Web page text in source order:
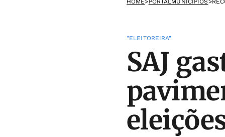
HOME> PORTALMUNICIPIOS>
"ELEITOREIRA"
SAJ